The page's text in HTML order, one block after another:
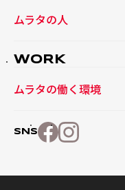
ムラタの人
WORK
ムラタの働く環境
SNS